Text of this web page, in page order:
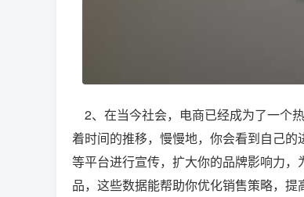
2、在当今社会，电商已经成为了一个
着时间的推移，慢慢地，你会看到自己
等平台进行宣传，扩大你的品牌影响力
品，这些数据能帮助你优化销售策略，